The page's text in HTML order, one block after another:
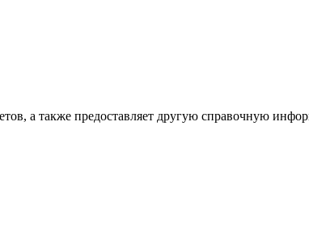
а также предоставляет другую справочную